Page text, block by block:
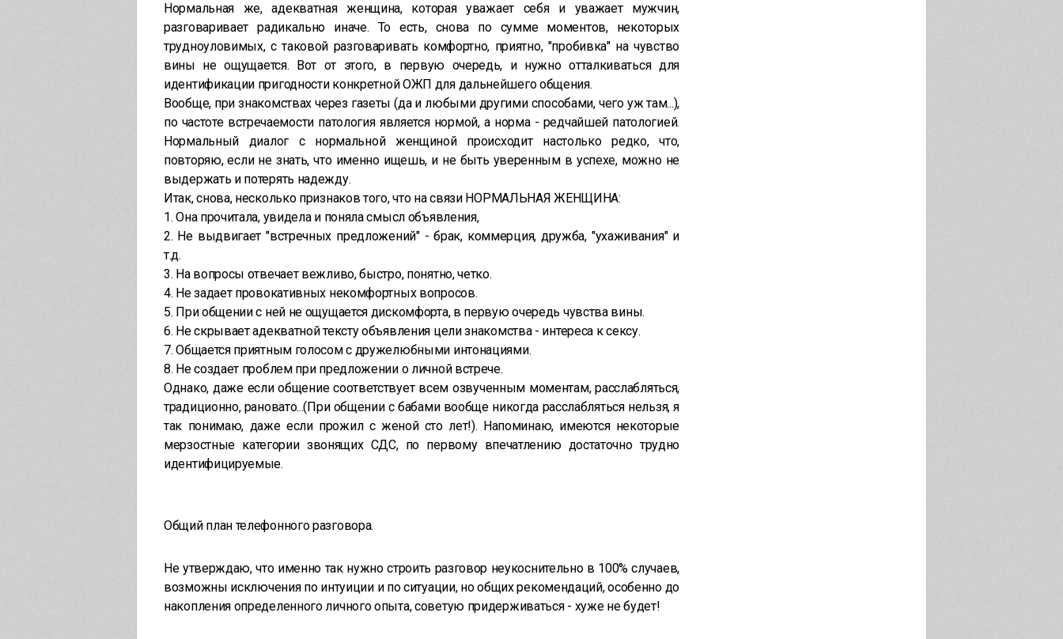
Нормальная же, адекватная женщина, которая уважает себя и уважает мужчин,
разговаривает радикально иначе. То есть, снова по сумме моментов, некоторых
трудноуловимых, с таковой разговаривать комфортно, приятно, "пробивка" на чувство
вины не ощущается. Вот от этого, в первую очередь, и нужно отталкиваться для
идентификации пригодности конкретной ОЖП для дальнейшего общения.
Вообще, при знакомствах через газеты (да и любыми другими способами, чего уж там...),
по частоте встречаемости патология является нормой, а норма - редчайшей патологией.
Нормальный диалог с нормальной женщиной происходит настолько редко, что,
повторяю, если не знать, что именно ищешь, и не быть уверенным в успехе, можно не
выдержать и потерять надежду.
Итак, снова, несколько признаков того, что на связи НОРМАЛЬНАЯ ЖЕНЩИНА:
1. Она прочитала, увидела и поняла смысл объявления,
2. Не выдвигает "встречных предложений" - брак, коммерция, дружба, "ухаживания" и
т.д.
3. На вопросы отвечает вежливо, быстро, понятно, четко.
4. Не задает провокативных некомфортных вопросов.
5. При общении с ней не ощущается дискомфорта, в первую очередь чувства вины.
6. Не скрывает адекватной тексту объявления цели знакомства - интереса к сексу.
7. Общается приятным голосом с дружелюбными интонациями.
8. Не создает проблем при предложении о личной встрече.
Однако, даже если общение соответствует всем озвученным моментам, расслабляться,
традиционно, рановато...(При общении с бабами вообще никогда расслабляться нельзя, я
так понимаю, даже если прожил с женой сто лет!). Напоминаю, имеются некоторые
мерзостные категории звонящих СДС, по первому впечатлению достаточно трудно
идентифицируемые.
Общий план телефонного разговора.
Не утверждаю, что именно так нужно строить разговор неукоснительно в 100% случаев,
возможны исключения по интуиции и по ситуации, но общих рекомендаций, особенно до
накопления определенного личного опыта, советую придерживаться - хуже не будет!